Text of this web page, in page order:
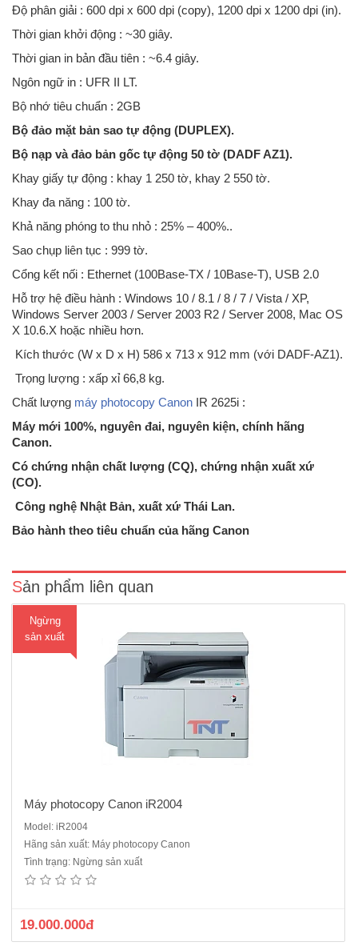
Độ phân giải : 600 dpi x 600 dpi (copy), 1200 dpi x 1200 dpi (in).
Thời gian khởi động : ~30 giây.
Thời gian in bản đầu tiên : ~6.4 giây.
Ngôn ngữ in : UFR II LT.
Bộ nhớ tiêu chuẩn : 2GB
Bộ đảo mặt bản sao tự động (DUPLEX).
Bộ nạp và đảo bản gốc tự động 50 tờ (DADF AZ1).
Khay giấy tự động : khay 1 250 tờ, khay 2 550 tờ.
Khay đa năng : 100 tờ.
Khả năng phóng to thu nhỏ : 25% – 400%..
Sao chụp liên tục : 999 tờ.
Cổng kết nối : Ethernet (100Base-TX / 10Base-T), USB 2.0
Hỗ trợ hệ điều hành : Windows 10 / 8.1 / 8 / 7 / Vista / XP,
Windows Server 2003 / Server 2003 R2 / Server 2008, Mac OS
X 10.6.X hoặc nhiều hơn.
Kích thước (W x D x H) 586 x 713 x 912 mm (với DADF-AZ1).
Trọng lượng : xấp xỉ 66,8 kg.
Chất lượng máy photocopy Canon IR 2625i :
Máy mới 100%, nguyên đai, nguyên kiện, chính hãng
Canon.
Có chứng nhận chất lượng (CQ), chứng nhận xuất xứ
(CO).
Công nghệ Nhật Bản, xuất xứ Thái Lan.
Bảo hành theo tiêu chuẩn của hãng Canon
Sản phẩm liên quan
Ngừng
sản xuất
các doanh nghiệp vừa và nhỏ, dòng máy iR2004 tích hợp đa tính
năng trong một thiết kế nhỏ gọn. Từ những chức năng cơ bản như sao
Máy photocopy Canon iR2004
Model: iR2004
Hãng sản xuất: Máy photocopy Canon
Tình trạng: Ngừng sản xuất
19.000.000đ
Máy photocopy Canon iR2004N được thiết kế phù hợp với nhu cầu
của các doanh nghiệp vừa và nhỏ. với mạng Lan không dây tích hợp
có thể kết nối với máy tính hay điện thoại di động trên cùng một mạng